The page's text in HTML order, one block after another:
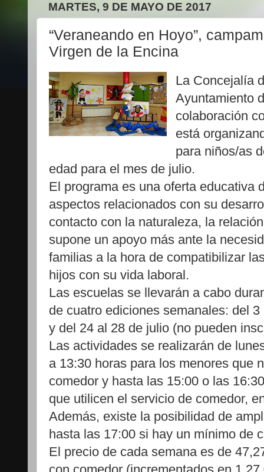
MARTES, 9 DE MAYO DE 2017
“Veraneando en Hoyo”,
Virgen de la Encina
La Concejalía
Ayuntamiento
colaboración
está
para niños/as
edad para el mes de julio.
El programa es una oferta educativa
aspectos relacionados con su
contacto con la naturaleza, la
supone un apoyo más ante la
familias a la hora de compatibilizar
hijos con su vida laboral.
Las escuelas se llevarán a cabo
de cuatro ediciones semanales: del
y del 24 al 28 de julio (no pueden
Las actividades se realizarán de
a 13:30 horas para los menores que
comedor y hasta las 15:00 o las
que utilicen el servicio de comedor,
Además, existe la posibilidad de
hasta las 17:00 si hay un mínimo de
El precio de cada semana es de